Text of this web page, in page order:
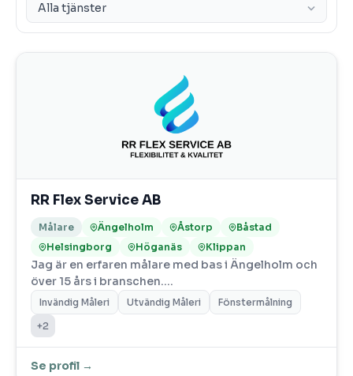
RR Flex Service AB
Målare Ängelholm Åstorp
Båstad
Helsingborg
Höganäs Klippan
Jag är en erfaren målare med bas i Ängelholm och
över 15 års i branschen.…
Invändig Måleri Utvändig Måleri
Fönstermålning
+2
Se profil →